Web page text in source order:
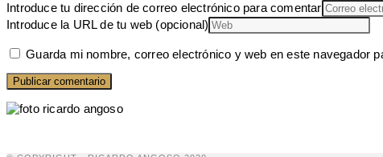
Introduce tu dirección de correo electrónico para comentar
Introduce la URL de tu web (opcional)
Guarda mi nombre, correo electrónico y web en este navegador